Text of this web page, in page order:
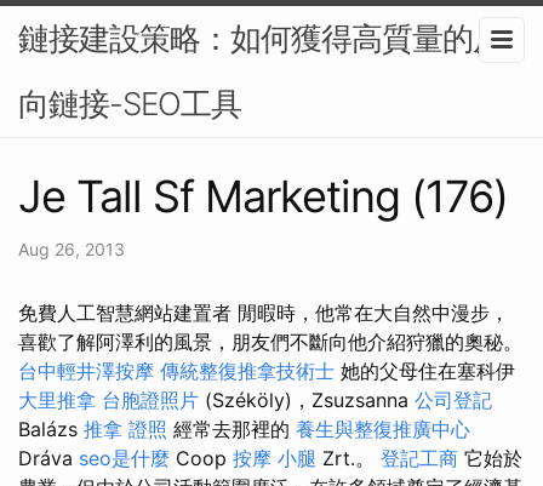
鏈接建設策略：如何獲得高質量的反
向鏈接-SEO工具
Je Tall Sf Marketing (176)
Aug 26, 2013
免費人工智慧網站建置者 閒暇時，他常在大自然中漫步，
喜歡了解阿澤利的風景，朋友們不斷向他介紹狩獵的奧秘。
台中輕井澤按摩 傳統整復推拿技術士 她的父母住在塞科伊
大里推拿 台胞證照片 (Széköly)，Zsuzsanna 公司登記
Balázs 推拿 證照 經常去那裡的 養生與整復推廣中心
Dráva seo是什麼 Coop 按摩 小腿 Zrt.。 登記工商 它始於